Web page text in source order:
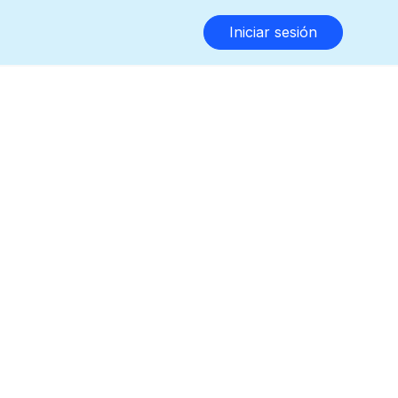
Iniciar sesión